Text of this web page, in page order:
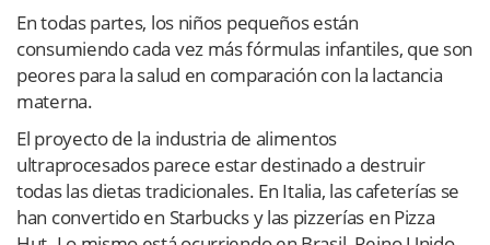
En todas partes, los niños pequeños están
consumiendo cada vez más fórmulas infantiles, que son
peores para la salud en comparación con la lactancia
materna.
El proyecto de la industria de alimentos
ultraprocesados parece estar destinado a destruir
todas las dietas tradicionales. En Italia, las cafeterías se
han convertido en Starbucks y las pizzerías en Pizza